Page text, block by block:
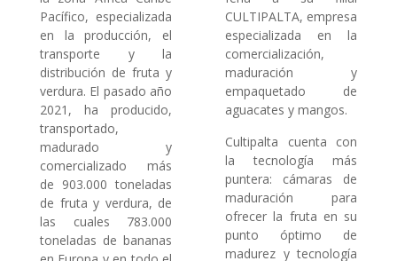
Pacífico, especializada
en la producción, el
transporte y la
distribución de fruta y
verdura. El pasado año
2021, ha producido,
transportado,
madurado y
comercializado más
de 903.000 toneladas
de fruta y verdura, de
las cuales 783.000
toneladas de bananas
CULTIPALTA, empresa
especializada en la
comercialización,
maduración y
empaquetado de
aguacates y mangos.
Cultipalta cuenta con
la tecnología más
puntera: cámaras de
maduración para
ofrecer la fruta en su
punto óptimo de
madurez y tecnología